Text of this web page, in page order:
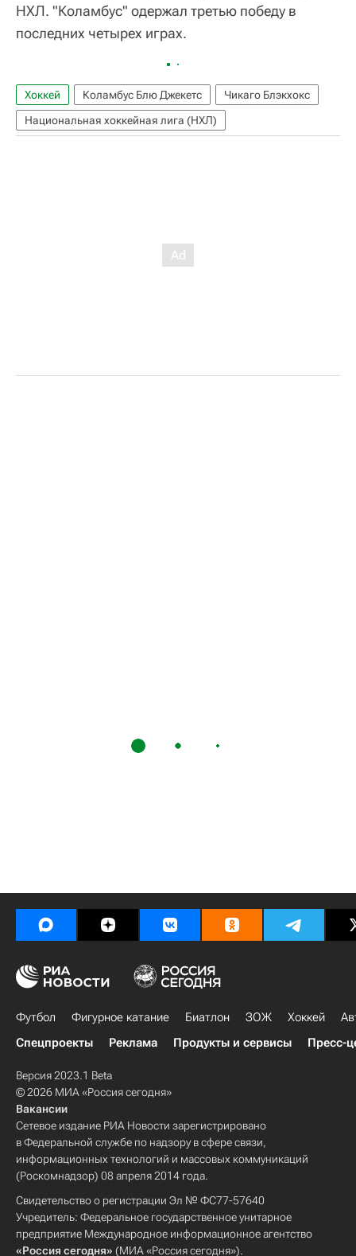
НХЛ. "Коламбус" одержал третью победу в
последних четырех играх.
Хоккей Коламбус Блю Джекетс
Чикаго Блэкхокс
Национальная хоккейная лига (НХЛ)
Футбол Фигурное катание Биатлон ЗОЖ Хоккей
Спецпроекты
Реклама Продукты и сервисы Пресс-
Версия 2023.1 Beta
© 2026 МИА «Россия сегодня»
Вакансии
Сетевое издание РИА Новости зарегистрировано
в Федеральной службе по надзору в сфере связи,
информационных технологий и массовых коммуникаций
(Роскомнадзор) 08 апреля 2014 года.
Свидетельство о регистрации Эл № ФС77-57640
Учредитель: Федеральное государственное унитарное
предприятие Международное информационное агентство
«Россия сегодня» (МИА «Россия сегодня»).